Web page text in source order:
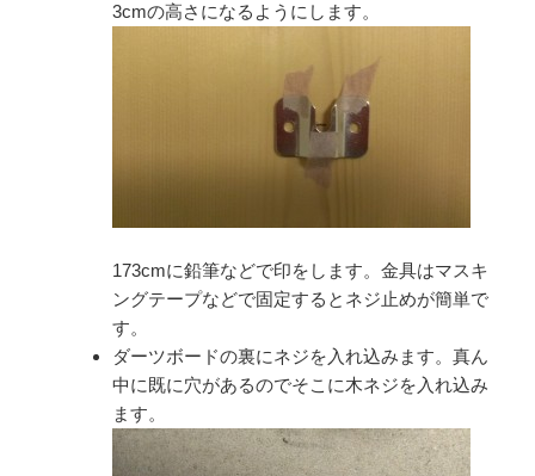
3cmの高さになるようにします。
173cmに鉛筆などで印をします。金具はマスキ
ングテープなどで固定するとネジ止めが簡単で
す。
ダーツボードの裏にネジを入れ込みます。真ん
中に既に穴があるのでそこに木ネジを入れ込み
ます。